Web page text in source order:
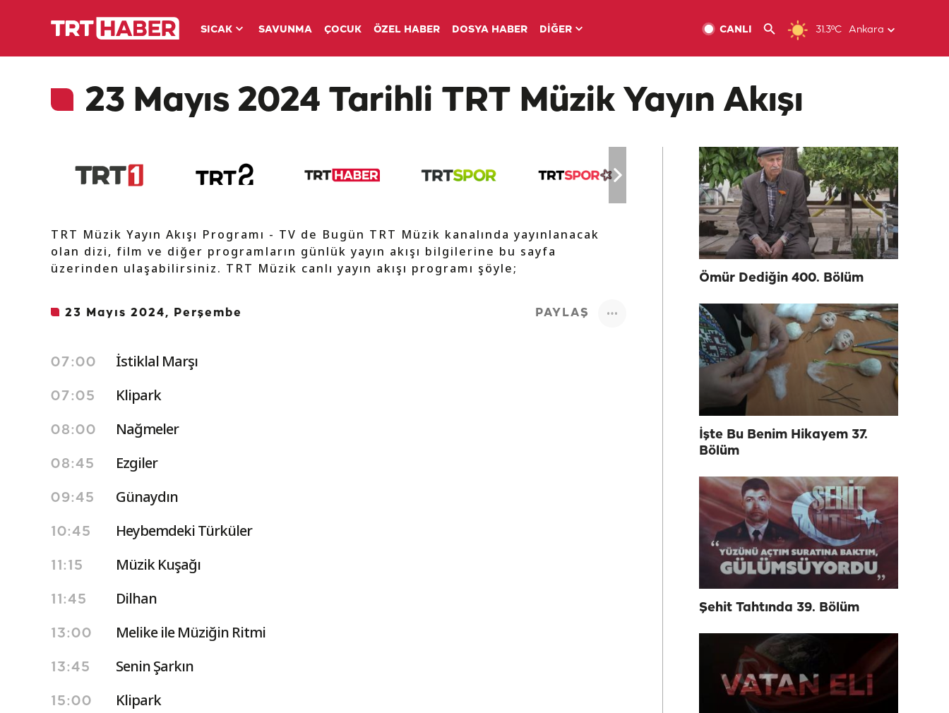
SICAK SAVUNMA ÇOCUK ÖZEL HABER DOSYA HABER DİĞER 31.3ºC Ankara
CANLI
23 Mayıs 2024 Tarihli TRT Müzik Yayın Akışı
TRT Müzik Yayın Akışı Programı - TV de Bugün TRT Müzik kanalında yayınlanacak
olan dizi, film ve diğer programların günlük yayın akışı bilgilerine bu sayfa
üzerinden ulaşabilirsiniz. TRT Müzik canlı yayın akışı programı şöyle;
23 Mayıs 2024, Perşembe PAYLAŞ
07:00 İstiklal Marşı
07:05 Klipark
08:00 Nağmeler
08:45 Ezgiler
09:45 Günaydın
10:45 Heybemdeki Türküler
11:15 Müzik Kuşağı
11:45 Dilhan
13:00 Melike ile Müziğin Ritmi
13:45 Senin Şarkın
15:00 Klipark
Ömür Dediğin 400. Bölüm
İşte Bu Benim Hikayem 37.
Bölüm
Şehit Tahtında 39. Bölüm